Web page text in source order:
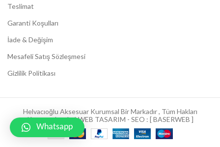
Teslimat
Garanti Koşulları
İade & Değişim
Mesafeli Satış Sözleşmesi
Gizlilik Politikası
Helvacıoğlu Aksesuar Kurumsal Bir Markadır , Tüm Hakları
Korunmaktadır ! WEB TASARIM - SEO : [ BASERWEB ]
Whatsapp